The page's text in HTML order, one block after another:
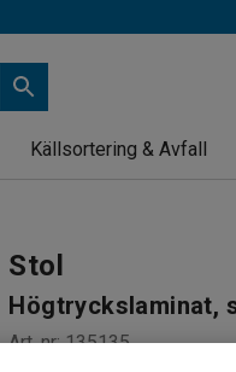
Källsortering & Avfall
Stol
Högtryckslaminat,
Art. nr:135135